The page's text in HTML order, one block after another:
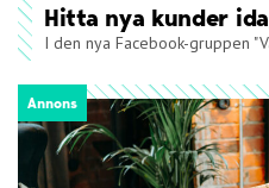
Annons